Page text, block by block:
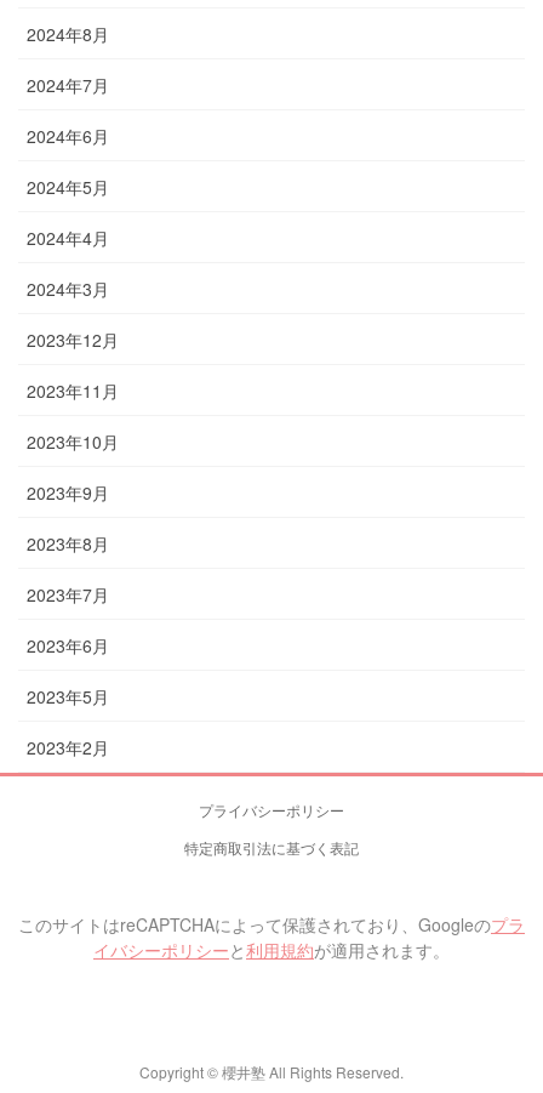
2024年8月
2024年7月
2024年6月
2024年5月
2024年4月
2024年3月
2023年12月
2023年11月
2023年10月
2023年9月
2023年8月
2023年7月
2023年6月
2023年5月
2023年2月
プライバシーポリシー
特定商取引法に基づく表記
このサイトはreCAPTCHAによって保護されており、Googleのプラ
イバシーポリシーと利用規約が適用されます。
Copyright © 櫻井塾 All Rights Reserved.